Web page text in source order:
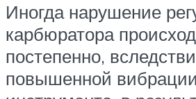
Иногда нарушение
карбюратора
постепенно,
повышенной вибрации